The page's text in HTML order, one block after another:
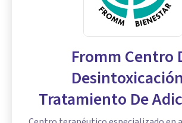
Fromm Centro
Tratamiento De